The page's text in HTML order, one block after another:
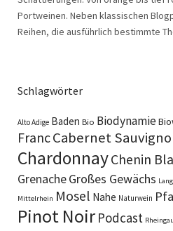
Portweinen. Neben klassischen
Reihen, die ausführlich bestimmte
Schlagwörter
Alto Adige Baden Bio Biodynamie
FrancCabernet
ChardonnayChenin
GrenacheGroßes Gewächs
Mittelrhein Mosel Nahe Naturwein
Pinot Noir Podcast Rheingau